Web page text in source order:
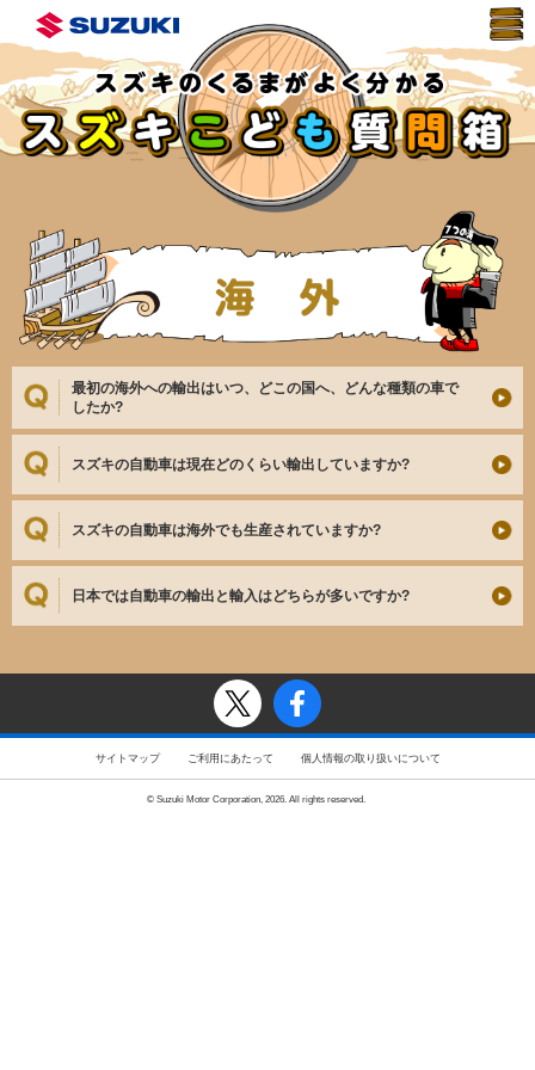
最初の海外への輸出はいつ、どこの国へ、どんな種類の車で
したか?
スズキの自動車は現在どのくらい輸出していますか?
スズキの自動車は海外でも生産されていますか?
日本では自動車の輸出と輸入はどちらが多いですか?
サイトマップ ご利用にあたって 個人情報の取り扱いについて
© Suzuki Motor Corporation, 2026. All rights reserved.